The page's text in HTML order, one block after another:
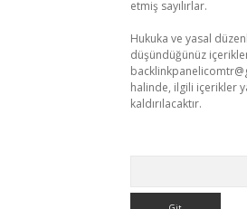
etmiş sayılırlar.
Hukuka ve yasal
düşündüğünüz
halinde, ilgili içerikler
kaldırılacaktır.